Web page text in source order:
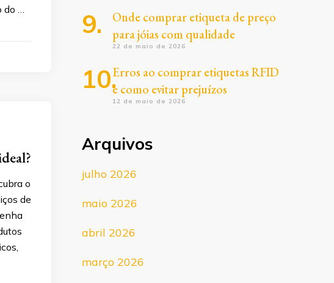
do …
o
de
Onde comprar etiqueta de preço
para jóias com qualidade
22 de maio de 2026
Erros ao comprar etiquetas RFID
e como evitar prejuízos
12 de maio de 2026
Arquivos
julho 2026
maio 2026
abril 2026
março 2026